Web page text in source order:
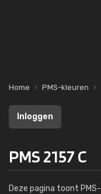
Home PMS-kleuren
Inloggen
PMS 2157 C
Deze pagina toont